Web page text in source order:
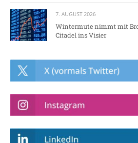
7. AUGUST 2026
Wintermute nimmt mit
Citadel ins Visier